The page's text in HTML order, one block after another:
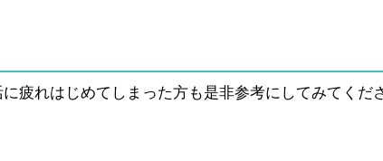
疲れはじめてしまった方も是非参考にしてみてくだ